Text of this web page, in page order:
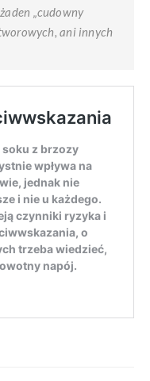
„cudowny
ani innych